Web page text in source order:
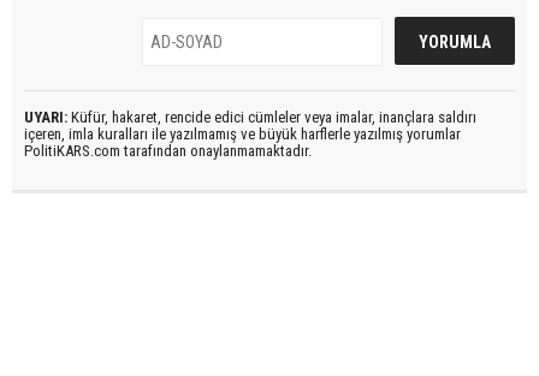
UYARI: Küfür, hakaret, rencide edici cümleler veya imalar, inançlara saldırı
içeren, imla kuralları ile yazılmamış ve büyük harflerle yazılmış yorumlar
PolitiKARS.com tarafından onaylanmamaktadır.